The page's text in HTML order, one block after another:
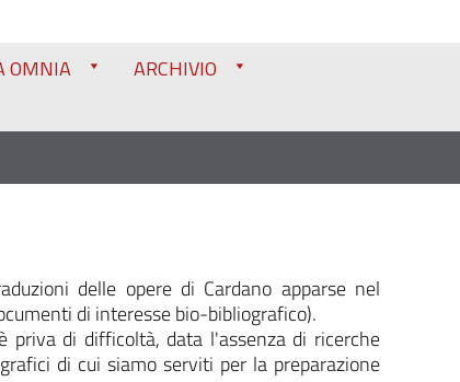
OMNIA
ARCHIVIO
delle opere di Cardano apparse nel
di interesse bio-bibliografico).
priva di difficoltà, data l'assenza di ricerche
di cui siamo serviti per la preparazione